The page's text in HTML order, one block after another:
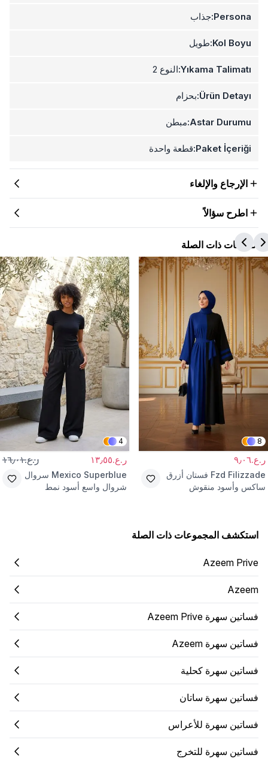
Persona: جذاب
Kol Boyu: طويل
Yıkama Talimatı: النوع 2
Ürün Detayı: بحزام
Astar Durumu: مبطن
Paket İçeriği: قطعة واحدة
الإرجاع والإلغاء
اطرح سؤالاً
المنتجات ذات الصلة
8
ر.ع.٩٫٠٦
Fzd Filizzade فستان أزرق
ساكس وأسود منقوش
4
ر.ع.١٣٫٥٥ ر.ع.١٦٫٠١
Mexico Superblue سروال
شروال واسع أسود نمط
استكشف المجموعات ذات الصلة
Azeem Prive
Azeem
فساتين سهرة Azeem Prive
فساتين سهرة Azeem
فساتين سهرة كحلية
فساتين سهرة ساتان
فساتين سهرة للأعراس
فساتين سهرة للتخرج